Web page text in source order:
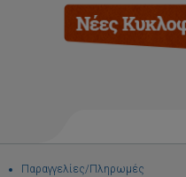
Παραγγελίες/Πληρωμές